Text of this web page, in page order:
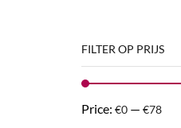
FILTER OP PRIJS
Price: €0 — €78